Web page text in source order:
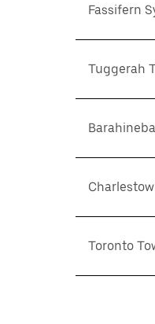
Fassifern
Tuggerah
Toronto